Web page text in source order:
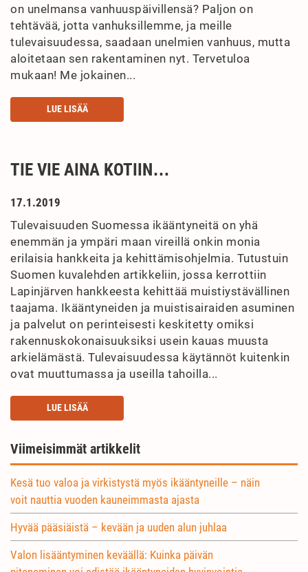
on unelmansa vanhuuspäivillensä? Paljon on
tehtävää, jotta vanhuksillemme, ja meille
tulevaisuudessa, saadaan unelmien vanhuus, mutta
aloitetaan sen rakentaminen nyt. Tervetuloa
mukaan! Me jokainen...
LUE LISÄÄ
TIE VIE AINA KOTIIN…
17.1.2019
Tulevaisuuden Suomessa ikääntyneitä on yhä
enemmän ja ympäri maan vireillä onkin monia
erilaisia hankkeita ja kehittämisohjelmia. Tutustuin
Suomen kuvalehden artikkeliin, jossa kerrottiin
Lapinjärven hankkeesta kehittää muistiystävällinen
taajama. Ikääntyneiden ja muistisairaiden asuminen
ja palvelut on perinteisesti keskitetty omiksi
rakennuskokonaisuuksiksi usein kauas muusta
arkielämästä. Tulevaisuudessa käytännöt kuitenkin
ovat muuttumassa ja useilla tahoilla...
LUE LISÄÄ
Viimeisimmät artikkelit
Kesä tuo valoa ja virkistystä myös ikääntyneille – näin
voit nauttia vuoden kauneimmasta ajasta
Hyvää pääsiäistä – kevään ja uuden alun juhlaa
Valon lisääntyminen keväällä: Kuinka päivän